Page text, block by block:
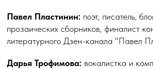
Павел Пластинин: поэт, писатель,
прозаических сборников, финалист
литературного Дзен-канала "Павел
Дарья Трофимова: вокалистка и